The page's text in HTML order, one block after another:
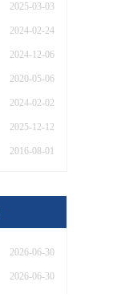
2025-03-03
2024-02-24
2024-12-06
2020-05-06
2024-02-02
2025-12-12
2016-08-01
2026-06-30
2026-06-30